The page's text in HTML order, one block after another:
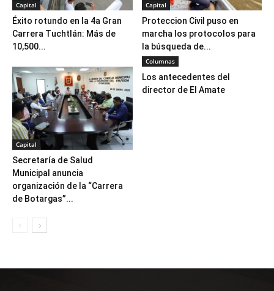
Capital
Éxito rotundo en la 4a Gran
Carrera Tuchtlán: Más de
10,500...
Capital
Proteccion Civil puso en
marcha los protocolos para
la búsqueda de...
Capital
Secretaría de Salud
Municipal anuncia
organización de la “Carrera
de Botargas”...
Columnas
Los antecedentes del
director de El Amate